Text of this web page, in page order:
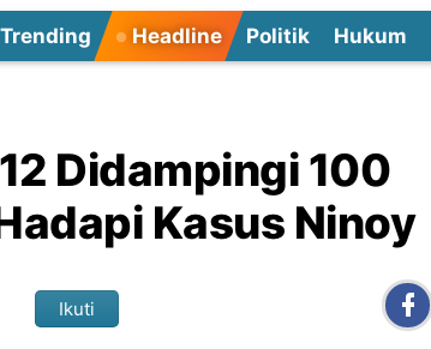
Trending Headline Politik Hukum
Didampingi 100
Kasus Ninoy
Ikuti